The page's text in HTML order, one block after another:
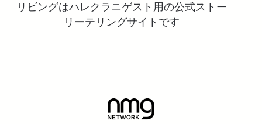
リビングはハレクラニゲスト用の公式ストー
リーテリングサイトです